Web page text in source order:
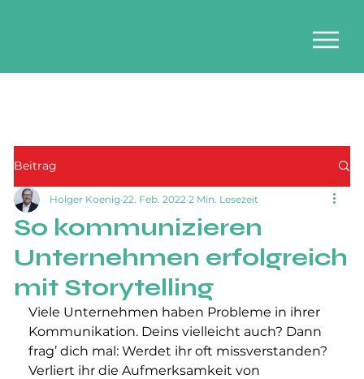
Beitrag
So kommunizieren
Unternehmen erfolgreich
mit Storytelling
Holger Koenig 22. Feb. 2022 2 Min. Lesezeit
Viele Unternehmen haben Probleme in ihrer
Kommunikation. Deins vielleicht auch? Dann
frag’ dich mal: Werdet ihr oft missverstanden?
Verliert ihr die Aufmerksamkeit von